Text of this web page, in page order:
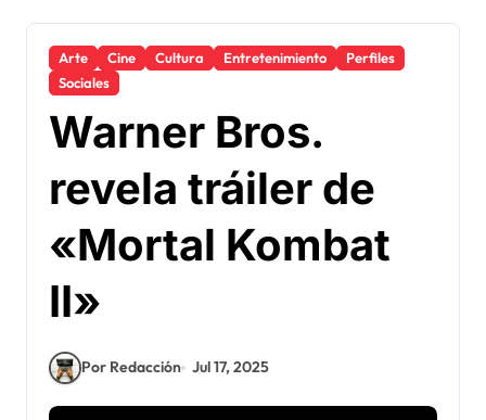
Arte Cine Cultura Entretenimiento
Perfiles
Sociales
Warner Bros.
revela tráiler de
«Mortal Kombat
II»
Por Redacción Jul 17, 2025